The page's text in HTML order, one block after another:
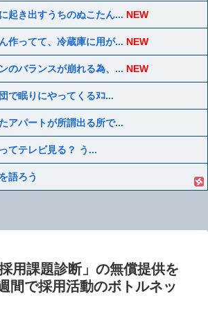
起き出すうちのぬこたん... NEW
作ってて、冷蔵庫に用が... NEW
のバランスが崩れる為、... NEW
で眠りにやってくるﾇｺ...
アパートが所謂出る所で...
てテレビ見る？ う...
語ろう
用課題診断」の無償提供を
間で採用活動のボトルネッ